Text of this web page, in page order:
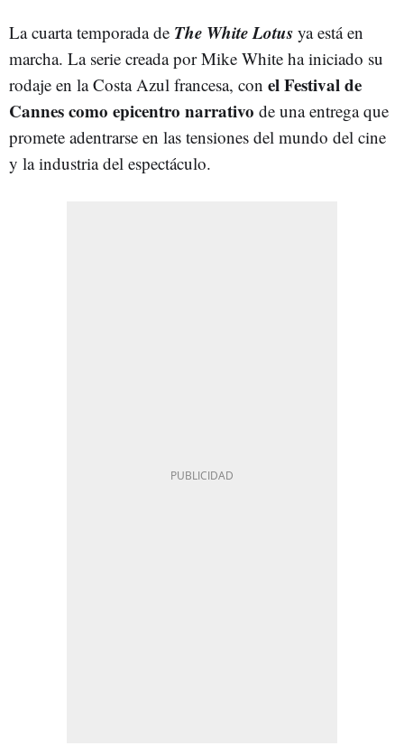
La cuarta temporada de The White Lotus ya está en
marcha. La serie creada por Mike White ha iniciado su
rodaje en la Costa Azul francesa, con el Festival de
Cannes como epicentro narrativo de una entrega que
promete adentrarse en las tensiones del mundo del cine
y la industria del espectáculo.